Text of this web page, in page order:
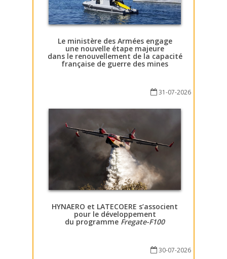
Le ministère des Armées engage
une nouvelle étape majeure
dans le renouvellement de la capacité
française de guerre des mines
31-07-2026
HYNAERO et LATECOERE s’associent
pour le développement
du programme Fregate-F100
30-07-2026